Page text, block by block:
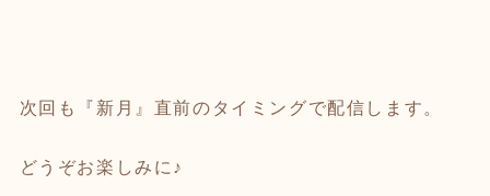
次回も『新月』直前のタイミングで配信します。
どうぞお楽しみに♪